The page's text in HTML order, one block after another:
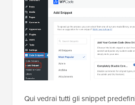
Qui vedrai tutti gli snippet